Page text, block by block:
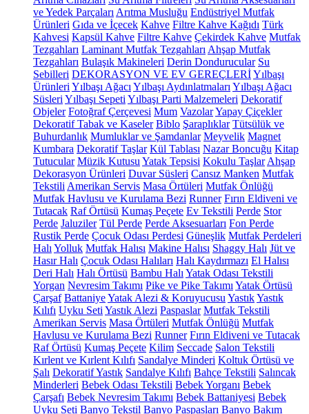
ve Yedek Parçaları Arıtma Musluğu Endüstriyel Mutfak
Ürünleri Gıda ve İçecek Kahve Filtre Kahve Kağıdı Türk
Kahvesi Kapsül Kahve Filtre Kahve Çekirdek Kahve Mutfak
Tezgahları Laminant Mutfak Tezgahları Ahşap Mutfak
Tezgahları Bulaşık Makineleri Derin Dondurucular Su
Sebilleri DEKORASYON VE EV GEREÇLERİYılbaşı
Ürünleri Yılbaşı Ağacı Yılbaşı Aydınlatmaları Yılbaşı Ağacı
Süsleri Yılbaşı Sepeti Yılbaşı Parti Malzemeleri Dekoratif
Objeler Fotoğraf Çerçevesi Mum VazolarYapay Çiçekler
Dekoratif Tabak ve Kaseler Biblo Şaraplıklar Tütsülük ve
Buhurdanlık Mumluklar ve Şamdanlar Meyvelik Magnet
Kumbara Dekoratif Taşlar Kül Tablası Nazar Boncuğu Kitap
Tutucular Müzik Kutusu Yatak Tepsisi Kokulu Taşlar Ahşap
Dekorasyon Ürünleri Duvar Süsleri Cansız Manken Mutfak
Tekstili Amerikan Servis Masa Örtüleri Mutfak Önlüğü
Mutfak Havlusu ve Kurulama Bezi Runner Fırın Eldiveni ve
Tutacak Raf Örtüsü Kumaş Peçete Ev Tekstili Perde Stor
Perde Jaluziler Tül Perde Perde Aksesuarları Fon Perde
Rustik Perde Çocuk Odası Perdesi Güneşlik Mutfak Perdeleri
Halı Yolluk Mutfak Halısı Makine Halısı Shaggy Halı Jüt ve
Hasır Halı Çocuk Odası Halıları Halı Kaydırmazı El Halısı
Deri Halı Halı Örtüsü Bambu Halı Yatak Odası Tekstili
Yorgan Nevresim Takımı Pike ve Pike Takımı Yatak Örtüsü
Çarşaf BattaniyeYatak Alezi & Koruyucusu YastıkYastık
Kılıfı Uyku Seti Yastık Alezi Paspaslar Mutfak Tekstili
Amerikan Servis Masa Örtüleri Mutfak Önlüğü Mutfak
Havlusu ve Kurulama Bezi Runner Fırın Eldiveni ve Tutacak
Raf Örtüsü Kumaş Peçete Kilim Seccade Salon Tekstili
Kırlent ve Kırlent Kılıfı Sandalye Minderi Koltuk Örtüsü ve
Şalı Dekoratif Yastık Sandalye Kılıfı Bahçe Tekstili Salıncak
Minderleri Bebek Odası Tekstili Bebek Yorganı Bebek
Çarşafı Bebek Nevresim Takımı Bebek Battaniyesi Bebek
Uyku Seti Banyo Tekstil Banyo Paspasları Banyo Bakım